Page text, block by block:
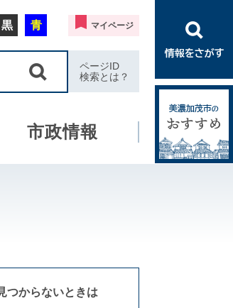
黒 青 マイページ
ページID
検索とは？
市政情報
つからないときは